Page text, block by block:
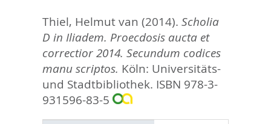
hier:
Thiel, Helmut van (2014). Scholia
D in Iliadem. Proecdosis aucta et
correctior 2014. Secundum codices
manu scriptos. Köln: Universitäts-
und Stadtbibliothek. ISBN 978-3-
931596-83-5